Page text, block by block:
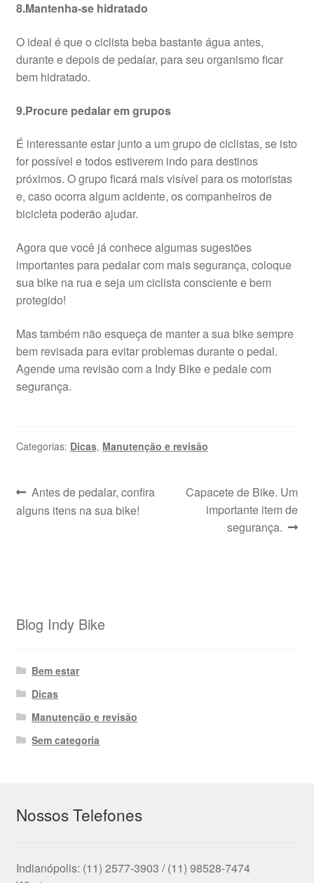
8.Mantenha-se hidratado
O ideal é que o ciclista beba bastante água antes,
durante e depois de pedalar, para seu organismo ficar
bem hidratado.
9.Procure pedalar em grupos
É interessante estar junto a um grupo de ciclistas, se isto
for possível e todos estiverem indo para destinos
próximos. O grupo ficará mais visível para os motoristas
e, caso ocorra algum acidente, os companheiros de
bicicleta poderão ajudar.
Agora que você já conhece algumas sugestões
importantes para pedalar com mais segurança, coloque
sua bike na rua e seja um ciclista consciente e bem
protegido!
Mas também não esqueça de manter a sua bike sempre
bem revisada para evitar problemas durante o pedal.
Agende uma revisão com a Indy Bike e pedale com
segurança.
Categorias: Dicas, Manutenção e revisão
Navegação
de
Post
anterior:
Antes de pedalar, confira
alguns itens na sua bike!
Próximo
post:
Capacete de Bike. Um
importante item de
segurança.
Blog Indy Bike
Bem estar
Dicas
Manutenção e revisão
Sem categoria
Nossos Telefones
Indianópolis: (11) 2577-3903 / (11) 98528-7474